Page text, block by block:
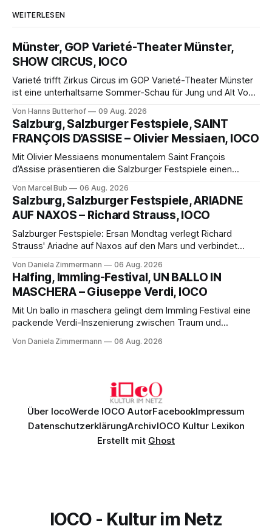
WEITERLESEN
Münster, GOP Varieté-Theater Münster,
SHOW CIRCUS, IOCO
Varieté trifft Zirkus Circus im GOP Varieté-Theater Münster
ist eine unterhaltsame Sommer-Schau für Jung und Alt Von
Münster der Vorhang zur neuen Show Circus hebt, erkundet
wohl auch eine junge Frau, wie es ist, wenn der Zirkus ins
Varieté kommt.
Von Hanns Butterhof 09 Aug. 2026
Salzburg, Salzburger Festspiele, SAINT
FRANÇOIS D’ASSISE – Olivier Messiaen, IOCO
Mit Olivier Messiaens monumentalem Saint François
d’Assise präsentieren die Salzburger Festspiele einen
eine bildgewaltige Inszenierung, Maxime Pascal entfaltet
die komplexe Partitur eindrucksvoll, Philippe Sly berührt als
Franziskus.
Von Marcel Bub 06 Aug. 2026
Salzburg, Salzburger Festspiele, ARIADNE
AUF NAXOS – Richard Strauss, IOCO
Salzburger Festspiele: Ersan Mondtag verlegt Richard
Strauss' Ariadne auf Naxos auf den Mars und verbindet
Aufführung mit starken Solisten und den Wiener
Philharmonikern, szenisch bleibt der zweite Akt jedoch
hinter den Erwartungen zurück.
Von Daniela Zimmermann 06 Aug. 2026
Halfing, Immling-Festival, UN BALLO IN
MASCHERA – Giuseppe Verdi, IOCO
Mit Un ballo in maschera gelingt dem Immling Festival eine
packende Verdi-Inszenierung zwischen Traum und
psychologische Tiefe mit starken Bildern, getragen von
Von Daniela Zimmermann 06 Aug. 2026
Über IocoWerde IOCO AutorFacebookImpressum
DatenschutzerklärungArchivIOCO Kultur Lexikon
Erstellt mit Ghost
IOCO - Kultur im Netz